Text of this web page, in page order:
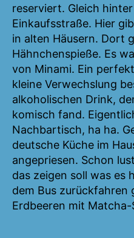
reserviert. Gleich
Einkaufsstraße. Hier
in alten Häusern. Dort
Hähnchenspieße. Es
von Minami. Ein
kleine Verwechslung
alkoholischen Drink,
komisch fand.
Nachbartisch, ha ha.
deutsche Küche im
angepriesen. Schon
das zeigen soll was es
dem Bus zurückfahren
Erdbeeren mit Matcha-